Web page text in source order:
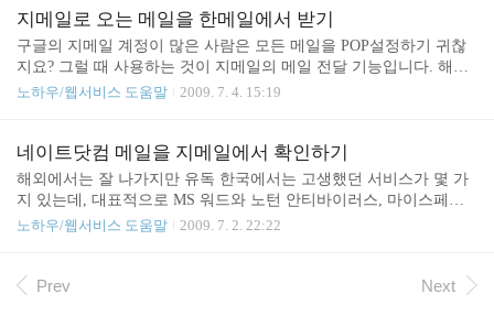
니다. 옛날 디자인에서 비밀번호 변경하기 새로운 디자인에서 비밀
번호 변경하기 다음 영상에서 다시 만나요~ ^^
지메일로 오는 메일을 한메일에서 받기
구글의 지메일 계정이 많은 사람은 모든 메일을 POP설정하기 귀찮
지요? 그럴 때 사용하는 것이 지메일의 메일 전달 기능입니다. 해당
계정으로 도착하는 메일을 지정한 메일 주소로 모두 전달해주는 기
메일에서 받는 방법을 알려드리겠습니다. 지메일에 로그인 하신 다
음 상단의 환경설정 - 전달 및 POP/IMAP 탭 - 전달 란에 받으실 메일
주소를 입력하신 다음 하단의 변경사항 저장 단추를 꾸욱 눌러주시
실 수 있습니다. 설정하기가 어려우신 분은 아래 동영상을 참고해 주
노하우/웹서비스 도움말 2009. 7. 4. 15:19
네이트닷컴 메일을 지메일에서 확인하기
해외에서는 잘 나가지만 유독 한국에서는 고생했던 서비스가 몇 가
지 있는데, 대표적으로 MS 워드와 노턴 안티바이러스, 마이스페이
스 등으로 볼 수 있습니다. MS의 핫메일도 고생을 했구요. 2002년 즈
습니다. 저도 네이트온은 다중 계정까지 사용하며 애용하고 있는데
노하우/웹서비스 도움말 2009. 7. 2. 22:22
Prev Next